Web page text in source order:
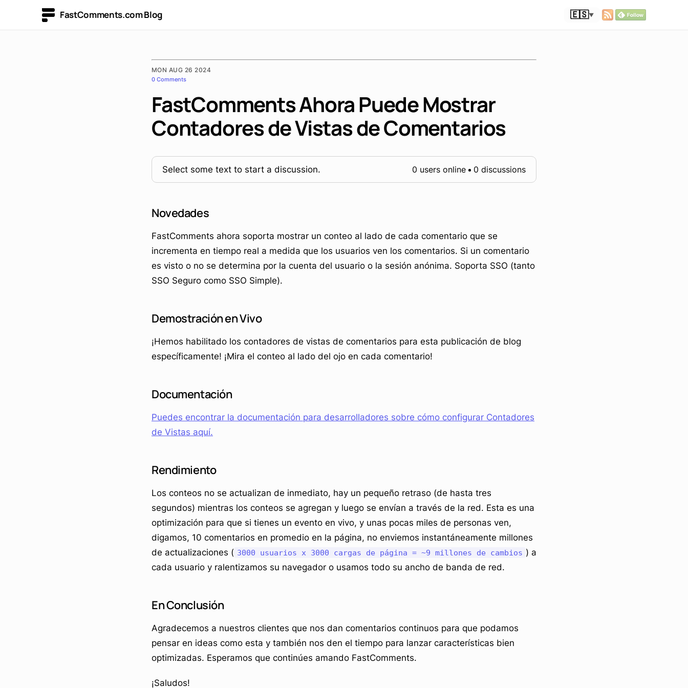
FastComments.com Blog 🇪🇸▼
MON AUG 26 2024
0 Comments
FastComments Ahora Puede Mostrar
Contadores de Vistas de Comentarios
Select some text to start a discussion. 0 users online 0 discussions
Novedades
FastComments ahora soporta mostrar un conteo al lado de cada comentario que se
incrementa en tiempo real a medida que los usuarios ven los comentarios. Si un comentario
es visto o no se determina por la cuenta del usuario o la sesión anónima. Soporta SSO (tanto
SSO Seguro como SSO Simple).
Demostración en Vivo
¡Hemos habilitado los contadores de vistas de comentarios para esta publicación de blog
específicamente! ¡Mira el conteo al lado del ojo en cada comentario!
Documentación
Puedes encontrar la documentación para desarrolladores sobre cómo configurar Contadores
de Vistas aquí.
Rendimiento
Los conteos no se actualizan de inmediato, hay un pequeño retraso (de hasta tres
segundos) mientras los conteos se agregan y luego se envían a través de la red. Esta es una
optimización para que si tienes un evento en vivo, y unas pocas miles de personas ven,
digamos, 10 comentarios en promedio en la página, no enviemos instantáneamente millones
de actualizaciones ( 3000 usuarios x 3000 cargas de página = ~9 millones de cambios ) a
cada usuario y ralentizamos su navegador o usamos todo su ancho de banda de red.
En Conclusión
Agradecemos a nuestros clientes que nos dan comentarios continuos para que podamos
pensar en ideas como esta y también nos den el tiempo para lanzar características bien
optimizadas. Esperamos que continúes amando FastComments.
¡Saludos!